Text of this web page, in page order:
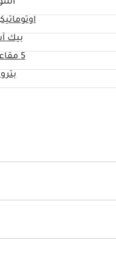
بيك
5 مقاعد